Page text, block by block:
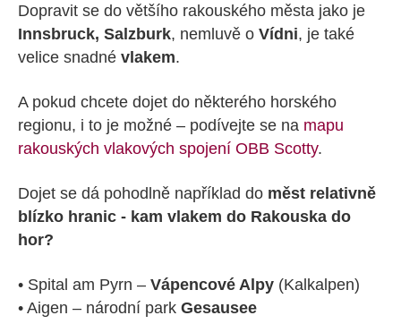
Dopravit se do většího rakouského města jako je
Innsbruck, Salzburk, nemluvě o Vídni, je také
velice snadné vlakem.
A pokud chcete dojet do některého horského
regionu, i to je možné – podívejte se na mapu
rakouských vlakových spojení OBB Scotty.
Dojet se dá pohodlně například do měst relativně
blízko hranic - kam vlakem do Rakouska do
hor?
• Spital am Pyrn – Vápencové Alpy (Kalkalpen)
• Aigen – národní park Gesausee